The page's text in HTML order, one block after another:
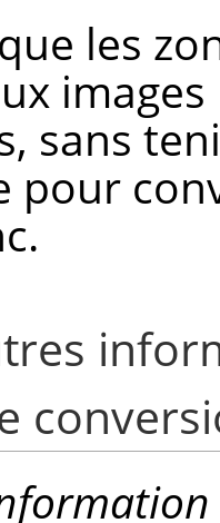
les
sans
pour